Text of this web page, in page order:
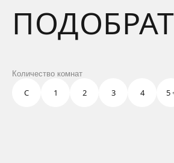
Количество комнат
С 1 2 3 4 5